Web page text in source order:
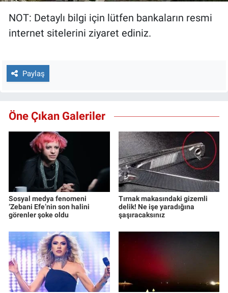
NOT: Detaylı bilgi için lütfen bankaların resmi
internet sitelerini ziyaret ediniz.
Paylaş
Öne Çıkan Galeriler
Sosyal medya fenomeni
‘Zebani Efe’nin son halini
görenler şoke oldu
Tırnak makasındaki gizemli
delik! Ne işe yaradığına
şaşıracaksınız